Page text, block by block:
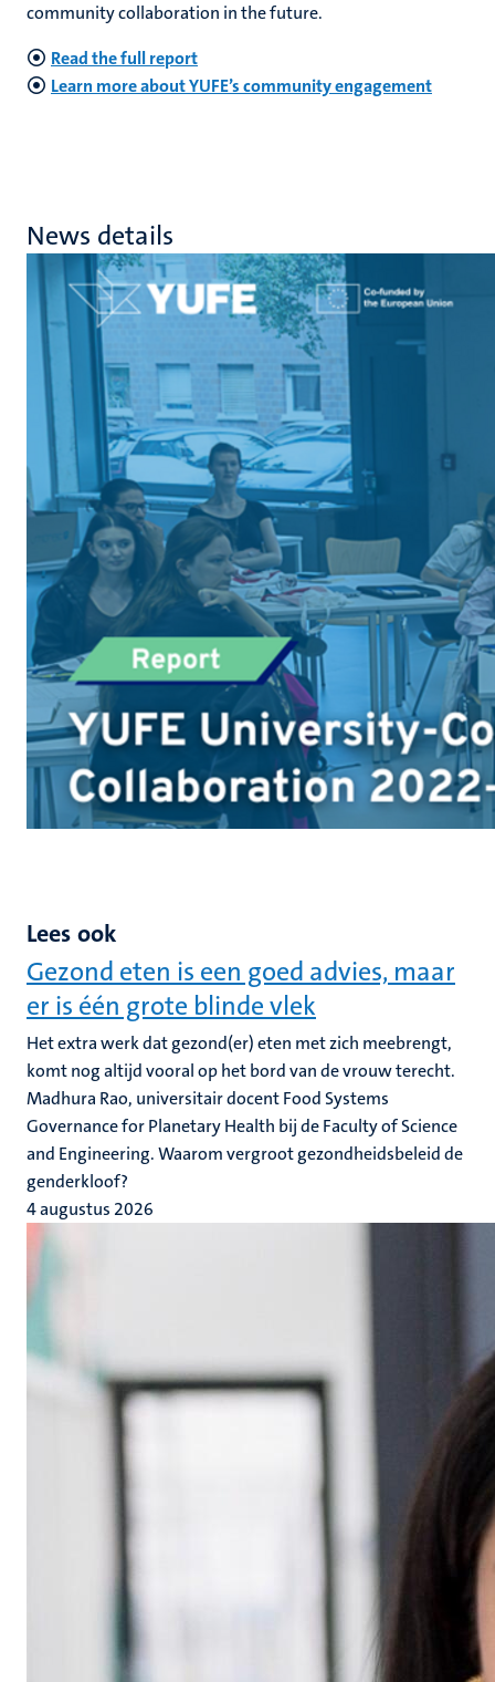
community collaboration in the future.
Read the full report
Learn more about YUFE’s community engagement
News details
Lees ook
Gezond eten is een goed advies, maar
er is één grote blinde vlek
Het extra werk dat gezond(er) eten met zich meebrengt,
komt nog altijd vooral op het bord van de vrouw terecht.
Madhura Rao, universitair docent Food Systems
Governance for Planetary Health bij de Faculty of Science
and Engineering. Waarom vergroot gezondheidsbeleid de
genderkloof?
4 augustus 2026